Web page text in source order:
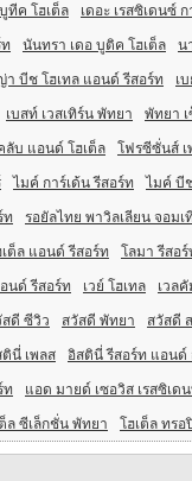
ทีค โฮเต็ล เดอะ เรสซิเดนซ์
นันทรา เดอ บูติค โฮเต็ล น
บีช โฮเทล แอนด์ รีสอร์ท เ
เบสท์ เวสเทิร์น พัทยา พัทยา
ลับ แอนด์ โฮเต็ล โฟรซีซั่นส์ เ
ไมค์ การ์เด้น รีสอร์ท ไมค์ บี
ท รอยัลไทย พาวิลเลียน จอมเ
ต็ล แอนด์ รีสอร์ท โลมา รีสอ
นด์ รีสอร์ท เวย์ โฮเทล เวล
สดี ซีวิว สวัสดี พัทยา สวัสดี
นี่ เพลส อิสตินี่ รีสอร์ท แอนด์
ท แอด มายด์ เซอวิส เรสซิเด
ล ซีเล็กชั่น พัทยา โฮเต็ล ทร